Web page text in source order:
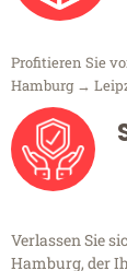
Profitieren Sie
Hamburg →
Verlassen Sie
Hamburg, der